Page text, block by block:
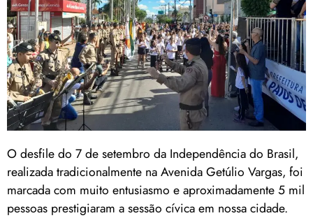
O desfile do 7 de setembro da Independência do Brasil,
realizada tradicionalmente na Avenida Getúlio Vargas, foi
marcada com muito entusiasmo e aproximadamente 5 mil
pessoas prestigiaram a sessão cívica em nossa cidade.